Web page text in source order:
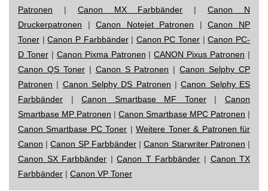
Patronen | Canon MX Farbbänder |Canon N
Druckerpatronen |Canon Notejet Patronen |Canon NP
Toner |Canon P Farbbänder| Canon PC Toner |Canon PC-
D Toner| Canon Pixma Patronen |CANON Pixus Patronen |
Canon QS Toner| Canon S Patronen |Canon Selphy CP
Patronen | Canon Selphy DS Patronen |Canon Selphy ES
Farbbänder |Canon Smartbase MF Toner|Canon
Smartbase MP Patronen | Canon Smartbase MPC Patronen |
Canon Smartbase PC Toner |Weitere Toner & Patronen für
Canon |Canon SP Farbbänder|Canon Starwriter Patronen |
Canon SX Farbbänder |Canon T Farbbänder | Canon TX
Farbbänder | Canon VP Toner